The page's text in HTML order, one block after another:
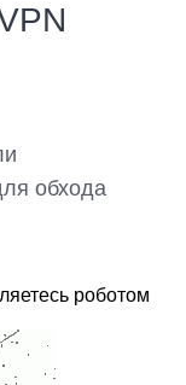
обхода
роботом